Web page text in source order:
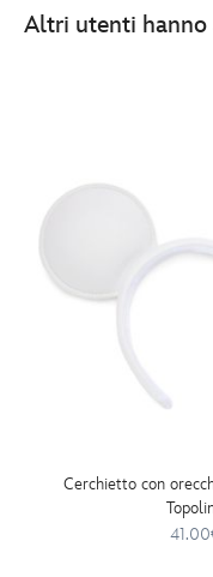
Altri utenti hanno
Cerchietto con